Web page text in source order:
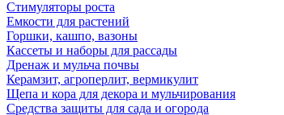
Стимуляторы роста
Емкости для растений
Горшки, кашпо, вазоны
Кассеты и наборы для рассады
Дренаж и мульча почвы
Керамзит, агроперлит, вермикулит
Щепа и кора для декора и мульчирования
Средства защиты для сада и огорода